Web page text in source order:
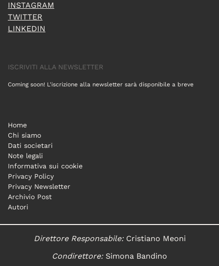
INSTAGRAM
TWITTER
LINKEDIN
ISCRIVITI ALLA NEWSLETTER
Coming soon! L'iscrizione alla newsletter sarà disponibile a breve
Home
Chi siamo
Dati societari
Note legali
Informativa sui cookie
Privacy Policy
Privacy Newsletter
Archivio Post
Autori
Direttore Responsabile:Cristiano Meoni
Condirettore:Simona Bandino